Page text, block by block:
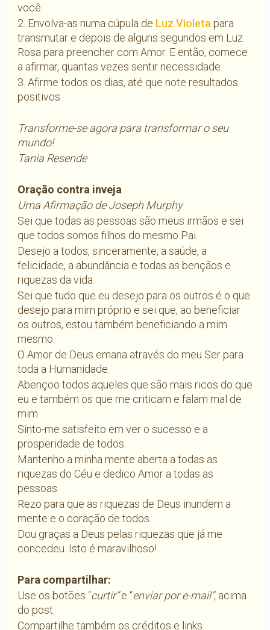
você.
2. Envolva-as numa cúpula de Luz Violeta para
transmutar e depois de alguns segundos em Luz
Rosa para preencher com Amor. E então, comece
a afirmar, quantas vezes sentir necessidade.
3. Afirme todos os dias, até que note resultados
positivos.
Transforme-se agora para transformar o seu
mundo!
Tania Resende
Oração contra inveja
Uma Afirmação de Joseph Murphy
Sei que todas as pessoas são meus irmãos e sei
que todos somos filhos do mesmo Pai.
Desejo a todos, sinceramente, a saúde, a
felicidade, a abundância e todas as bençãos e
riquezas da vida.
Sei que tudo que eu desejo para os outros é o que
desejo para mim próprio e sei que, ao beneficiar
os outros, estou também beneficiando a mim
mesmo.
O Amor de Deus emana através do meu Ser para
toda a Humanidade.
Abençoo todos aqueles que são mais ricos do que
eu e também os que me criticam e falam mal de
mim.
Sinto-me satisfeito em ver o sucesso e a
prosperidade de todos.
Mantenho a minha mente aberta a todas as
riquezas do Céu e dedico Amor a todas as
pessoas.
Rezo para que as riquezas de Deus inundem a
mente e o coração de todos.
Dou graças a Deus pelas riquezas que já me
concedeu. Isto é maravilhoso!
Para compartilhar:
Use os botões “curtir”e “enviar por e-mail”, acima
do post.
Compartilhe também os créditos e links.